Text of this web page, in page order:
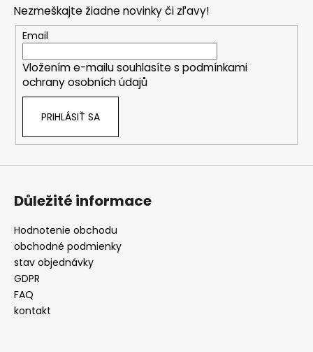
a
c
i
e
p
v
ý
Nezmeškajte žiadne novinky či zľavy!
Email
Vložením e-mailu souhlasíte s podmínkami
ochrany osobních údajů
PRIHLÁSIŤ SA
Důležité informace
Hodnotenie obchodu
obchodné podmienky
stav objednávky
GDPR
FAQ
kontakt